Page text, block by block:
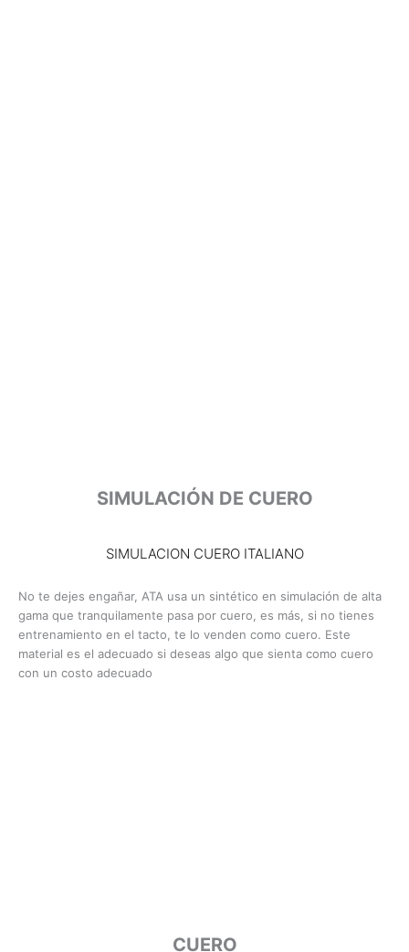
SIMULACIÓN DE CUERO
SIMULACION CUERO ITALIANO
No te dejes engañar, ATA usa un sintético en simulación de alta
gama que tranquilamente pasa por cuero, es más, si no tienes
entrenamiento en el tacto, te lo venden como cuero. Este
material es el adecuado si deseas algo que sienta como cuero
con un costo adecuado
CUERO